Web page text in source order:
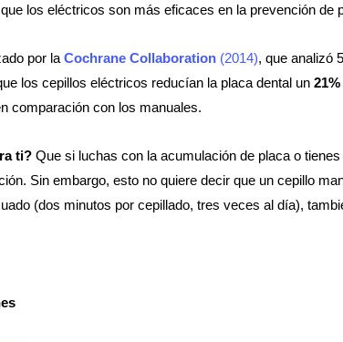
los eléctricos son más eficaces en la prevención de
por la Cochrane Collaboration (2014), que analizó
los cepillos eléctricos reducían la placa dental un
comparación con los manuales.
ti? Que si luchas con la acumulación de placa o
Sin embargo, esto no quiere decir que un cepillo
(dos minutos por cepillado, tres veces al día),